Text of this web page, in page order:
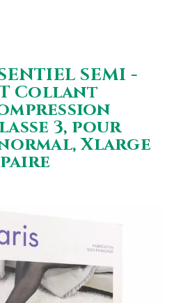
SEMI -
Collant
3, pour
Xlarge